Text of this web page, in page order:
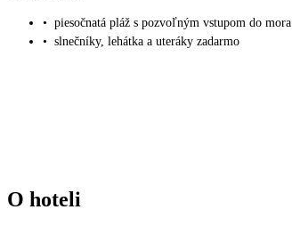
• piesočnatá pláž s pozvoľným vstupom do mora
• slnečníky, lehátka a uteráky zadarmo
O hoteli